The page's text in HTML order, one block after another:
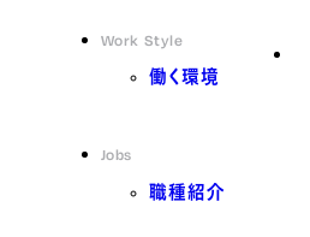
Work Style
働く環境
Jobs
職種紹介